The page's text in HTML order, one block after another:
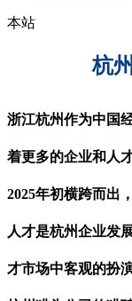
本站
杭
浙江杭州作为中国
着更多的企业和人
2025年初横跨而出
人才是杭州企业发
才市场中客观的扮